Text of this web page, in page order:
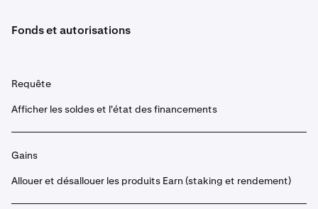
Fonds et autorisations
Requête
Afficher les soldes et l'état des financements
Gains
Allouer et désallouer les produits Earn (staking et rendement)